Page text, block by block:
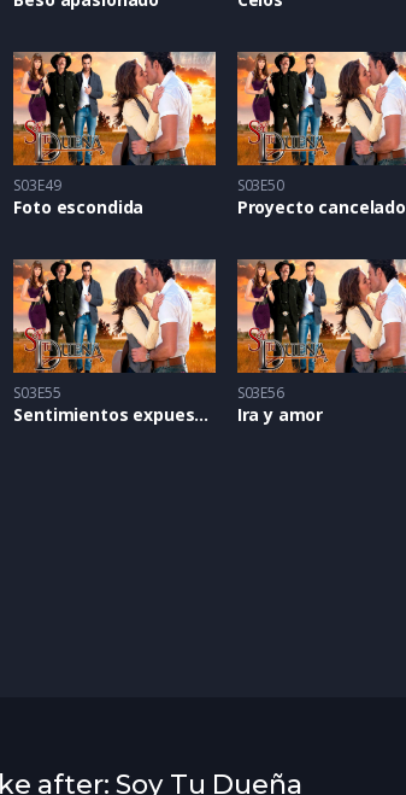
S03E49
Foto escondida
S03E50
Proyecto cancelado
S03E55
Sentimientos expuestos
S03E56
Ira y amor
after: Soy Tu Dueña